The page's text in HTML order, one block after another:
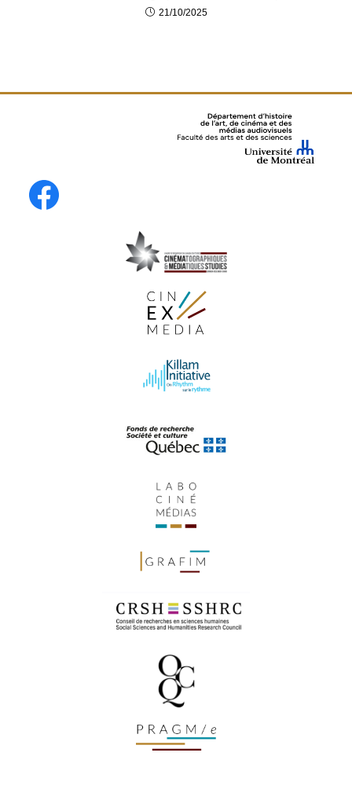
21/10/2025